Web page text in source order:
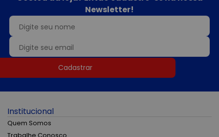
Newsletter!
Cadastrar
Institucional
Quem Somos